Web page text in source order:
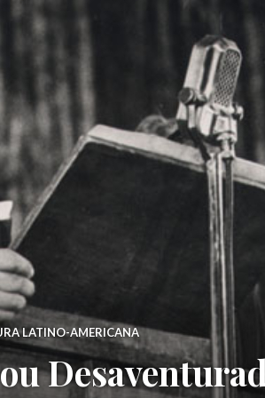
LATINO-AMERICANA